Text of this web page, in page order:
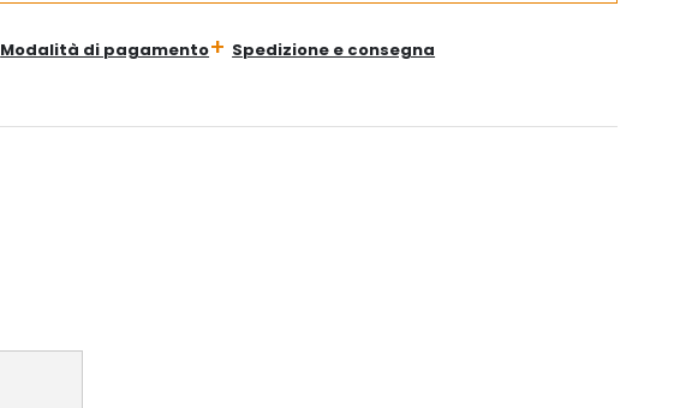
Modalità di pagamento
Spedizione e consegna